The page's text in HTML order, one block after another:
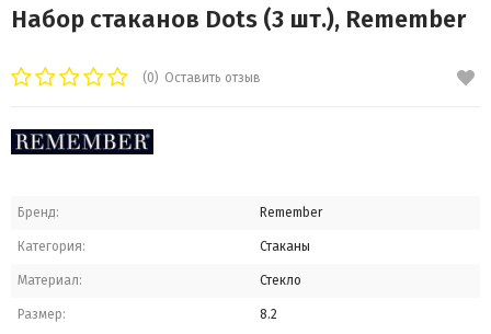
Набор стаканов Dots (3 шт.), Remember
(0) Оставить отзыв
Бренд: Remember
Категория: Стаканы
Материал: Стекло
Размер: 8.2